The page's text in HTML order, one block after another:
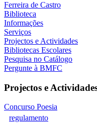
Ferreira de Castro
Biblioteca
Informações
Serviços
Projectos e Actividades
Bibliotecas Escolares
Pesquisa no Catálogo
Pergunte à BMFC
Projectos e
Concurso Poesia
regulamento